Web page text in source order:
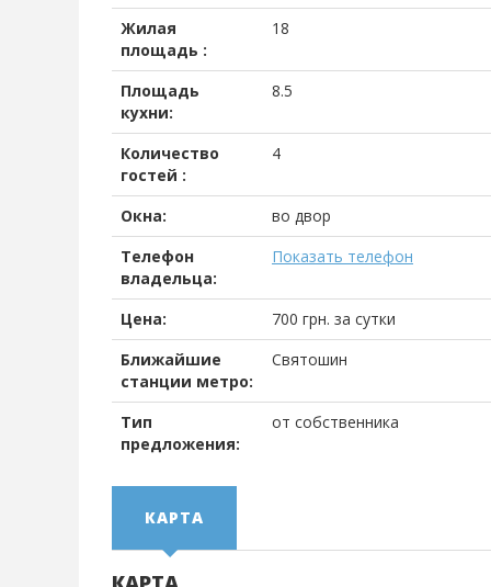
Жилая
площадь :
18
Площадь
кухни:
8.5
Количество
гостей :
4
Окна:
во двор
Телефон
владельца:
Показать телефон
Цена: 700 грн. за сутки
Ближайшие
станции метро:
Святошин
Тип
предложения:
от собственника
КАРТА